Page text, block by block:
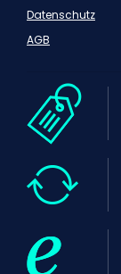
Datenschutz
AGB